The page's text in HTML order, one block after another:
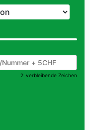
2 verbleibende Zeichen